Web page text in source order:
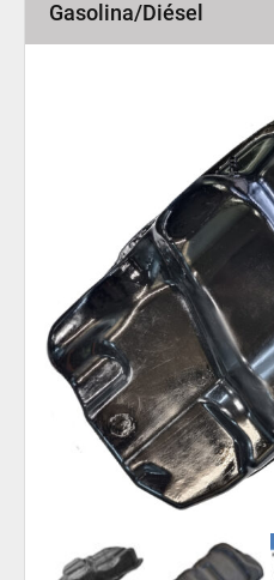
Gasolina/Diésel